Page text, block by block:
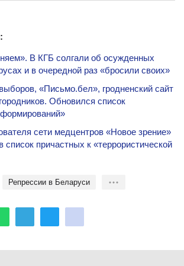
В КГБ солгали об осужденных
и в очередной раз «бросили своих»
«Письмо.бел», гродненский сайт
Обновился список
сети медцентров «Новое зрение»
список причастных к «террористической
репрессии в Беларуси